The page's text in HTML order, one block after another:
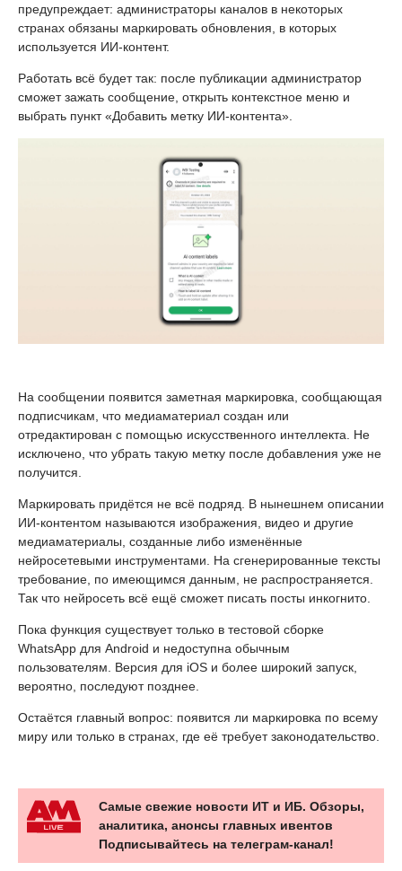
предупреждает: администраторы каналов в некоторых
странах обязаны маркировать обновления, в которых
используется ИИ-контент.
Работать всё будет так: после публикации администратор
сможет зажать сообщение, открыть контекстное меню и
выбрать пункт «Добавить метку ИИ-контента».
На сообщении появится заметная маркировка, сообщающая
подписчикам, что медиаматериал создан или
отредактирован с помощью искусственного интеллекта. Не
исключено, что убрать такую метку после добавления уже не
получится.
Маркировать придётся не всё подряд. В нынешнем описании
ИИ-контентом называются изображения, видео и другие
медиаматериалы, созданные либо изменённые
нейросетевыми инструментами. На сгенерированные тексты
требование, по имеющимся данным, не распространяется.
Так что нейросеть всё ещё сможет писать посты инкогнито.
Пока функция существует только в тестовой сборке
WhatsApp для Android и недоступна обычным
пользователям. Версия для iOS и более широкий запуск,
вероятно, последуют позднее.
Остаётся главный вопрос: появится ли маркировка по всему
миру или только в странах, где её требует законодательство.
Самые свежие новости ИТ и ИБ. Обзоры,
аналитика, анонсы главных ивентов
Подписывайтесь на телеграм-канал!